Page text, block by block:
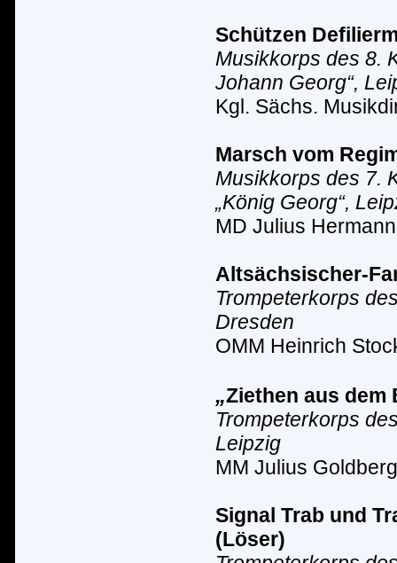
Schützen
Musikkorps des 8.
Johann Georg“,
Kgl. Sächs.
Marsch vom
Musikkorps des 7.
„König Georg“,
MD Julius
Altsächsischer-
Trompeterkorps
Dresden
OMM Heinrich
„Ziethen aus dem
Trompeterkorps
Leipzig
MM Julius Goldberg
Signal Trab und
(Löser)